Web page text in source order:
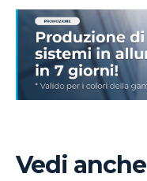
Vedi anche